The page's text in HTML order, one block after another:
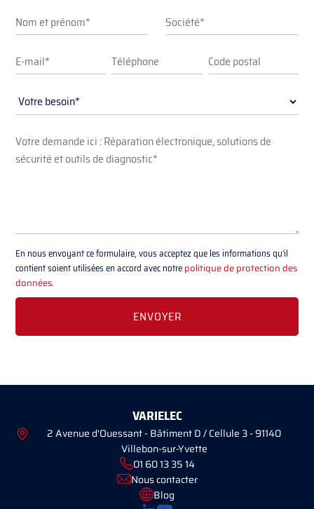
En nous envoyant ce formulaire, vous acceptez que les informations qu'il
contient soient utilisées en accord avec notrepolitique de protection des
données.
VARIELEC
2 Avenue d'Ouessant - Bâtiment D / Cellule 3 - 91140
Villebon-sur-Yvette
01 60 13 35 14
Nous contacter
Blog